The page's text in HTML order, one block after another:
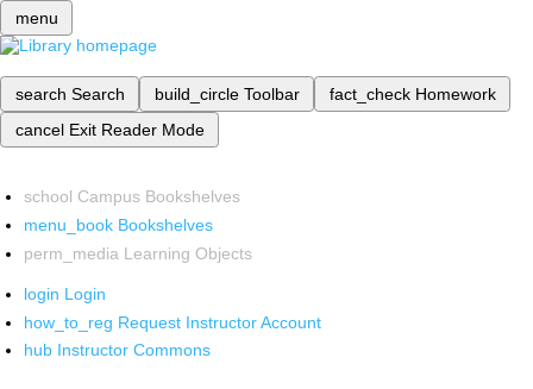
menu
search Search build_circle Toolbar fact_check Homework
cancel Exit Reader Mode
school Campus Bookshelves
menu_book Bookshelves
perm_media Learning Objects
login Login
how_to_reg Request Instructor Account
hub Instructor Commons